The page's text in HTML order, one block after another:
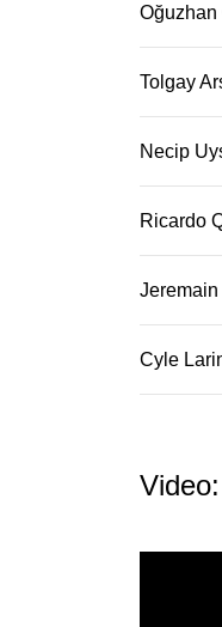
Oğuzhan
Tolgay
Necip
Ricardo
Cyle
Video: